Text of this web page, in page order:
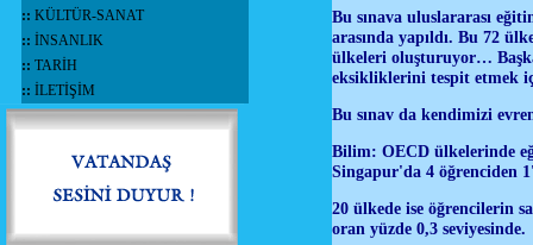
:: KÜLTÜR-SANAT
:: İNSANLIK
:: TARİH
:: İLETİŞİM
Bu sınava uluslararası
arasında yapıldı. Bu 72
ülkeleri oluşturuyor…
eksikliklerini tespit etmek
Bu sınav da kendimizi
Bilim: OECD ülkelerinde
Singapur'da 4 öğrenciden
20 ülkede ise öğrencilerin
oran yüzde 0,3 seviyesinde.